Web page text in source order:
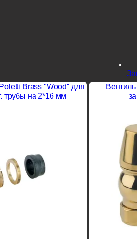
Brass "Wood" для
трубы на 2*16 мм